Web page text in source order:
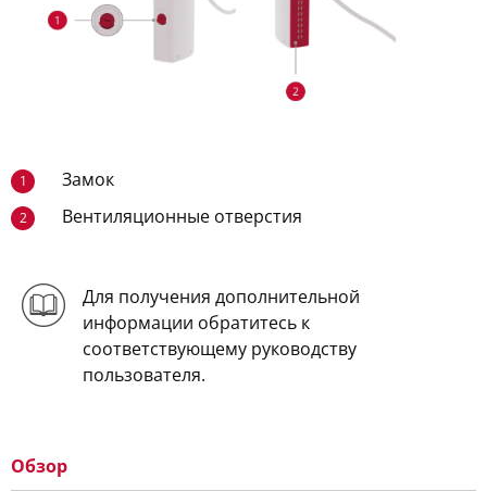
1 Замок
2 Вентиляционные отверстия
Для получения дополнительной
информации обратитесь к
соответствующему руководству
пользователя.
Обзор